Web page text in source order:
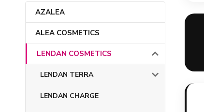
AZALEA
ALEA COSMETICS
LENDAN COSMETICS
LENDAN TERRA
LENDAN CHARGE
“